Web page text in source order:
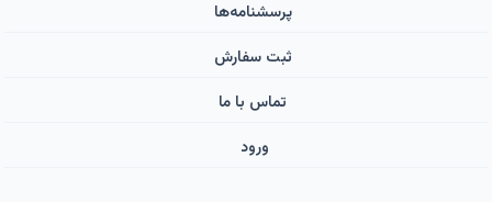
پرسشنامه‌ها
ثبت سفارش
تماس با ما
ورود ‌